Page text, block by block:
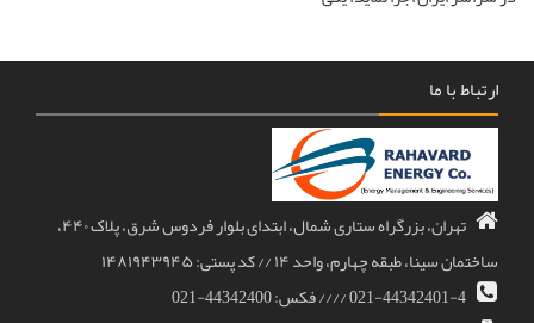
ارتباط با ما
تهران، بزرگراه ستاری شمال، ابتدای بلوار فردوس شرق، پلاک ۴۴۰،
ساختمان سینا، طبقه چهارم، واحد ۱۴ // کد پستی: ۱۴۸۱۹۴۳۹۴۵
021-44342401-4 //// فکس: 44342400-021